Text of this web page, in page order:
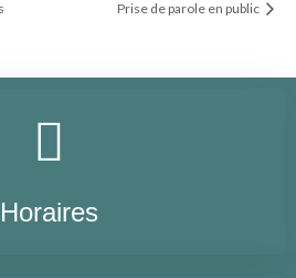
Prise de parole en public
Horaires